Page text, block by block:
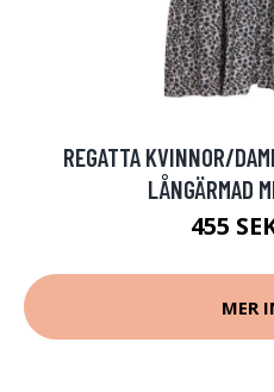
REGATTA KVINNOR/
LÅNGÄRMAD
455
MER